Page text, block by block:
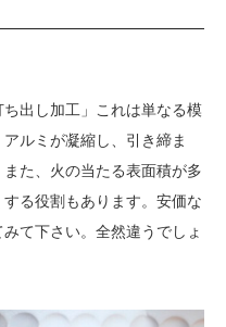
ち出し加工」これは単なる模
ルミが凝縮し、引き締ま
た、火の当たる表面積が多
る役割もあります。安価な
て下さい。全然違うでしょ